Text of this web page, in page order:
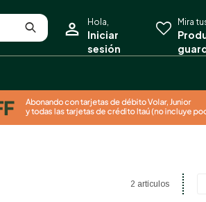
2 artículos